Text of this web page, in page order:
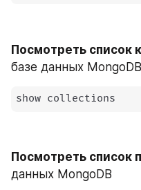
Посмотреть список
базе данных MongoDB
show collections
Посмотреть список
данных MongoDB